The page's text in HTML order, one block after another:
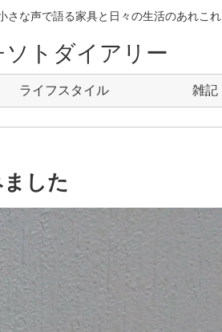
さな声で語る家具と日々の生活のあれこれ
ソトダイアリー
ライフスタイル 雑記
した